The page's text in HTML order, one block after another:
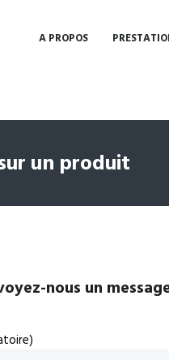
A PROPOS
un produit
nous un